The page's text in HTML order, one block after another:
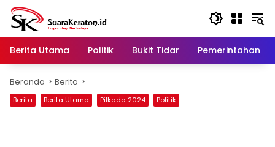
Langsung
konten
Berita Utama
Politik Bukit Tidar Pemerintahan
Beranda Berita
Berita Berita Utama Pilkada 2024 Politik